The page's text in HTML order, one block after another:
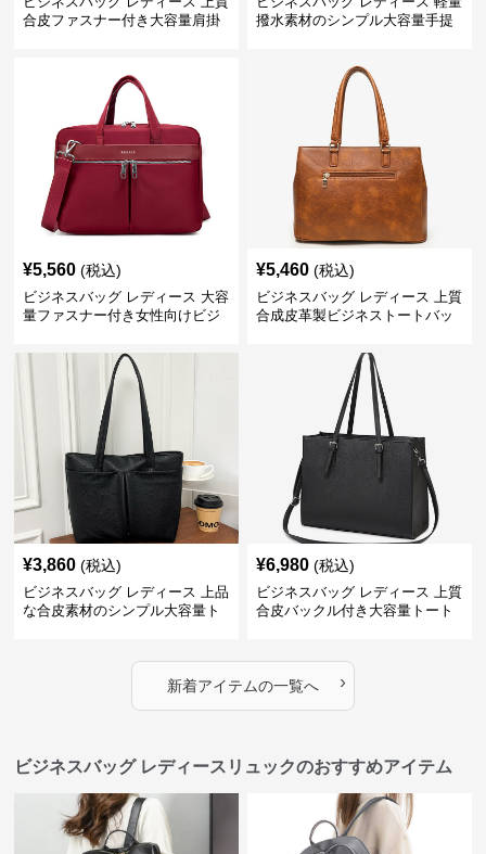
合皮ファスナー付き大容量肩掛
撥水素材のシンプル大容量手提
¥5,560 (税込)
ビジネスバッグ レディース 大容
量ファスナー付き女性向けビジ
¥5,460 (税込)
ビジネスバッグ レディース 上質
合成皮革製ビジネストートバッ
¥3,860 (税込)
ビジネスバッグ レディース 上品
な合皮素材のシンプル大容量ト
¥6,980 (税込)
ビジネスバッグ レディース 上質
合皮バックル付き大容量トート
新着アイテムの一覧へ ›
ビジネスバッグ レディースリュックのおすすめアイテム